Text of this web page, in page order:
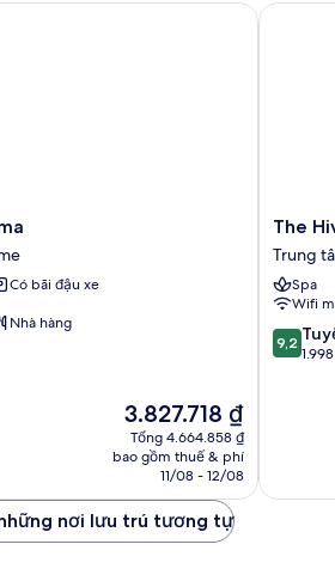
Có bãi đậu xe
Nhà hàng
Giá
hiện
tại
3.827.718 ₫
3.827.718 ₫
Tổng 4.664.858 ₫
bao gồm thuế & phí
11/08 - 12/08
The
Hive
Hotel
Trung
tâm
Thành
phố
The
Trung
Spa
Wifi
9.2
trên
9,2
The
nơi lưu trú tương tự